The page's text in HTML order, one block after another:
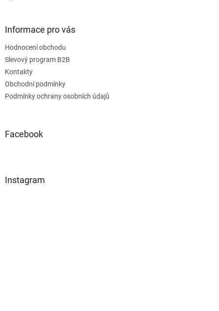
Informace pro vás
Hodnocení obchodu
Slevový program B2B
Kontakty
Obchodní podmínky
Podmínky ochrany osobních údajů
Facebook
Instagram